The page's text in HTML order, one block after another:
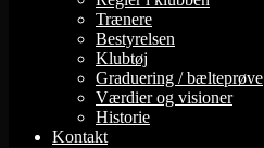
Trænere
Bestyrelsen
Klubtøj
Graduering / bælteprøve
Værdier og visioner
Historie
Kontakt